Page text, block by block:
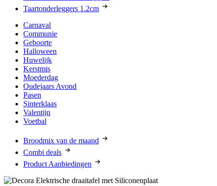
Taartonderleggers 1.2cm
Carnaval
Communie
Geboorte
Halloween
Huwelijk
Kerstmis
Moederdag
Oudejaars Avond
Pasen
Sinterklaas
Valentijn
Voetbal
Broodmix van de maand
Combi deals
Product Aanbiedingen